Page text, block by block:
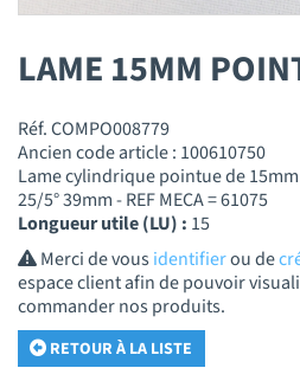
LAME 15MM
Réf. COMPO008779
Ancien code article : 100610750
Lame cylindrique pointue de
25/5° 39mm - REF MECA = 61075
Longueur utile (LU) : 15
Merci de vousidentifierou de
espace client afin de pouvoir
commander nos produits.
RETOUR À LA LISTE